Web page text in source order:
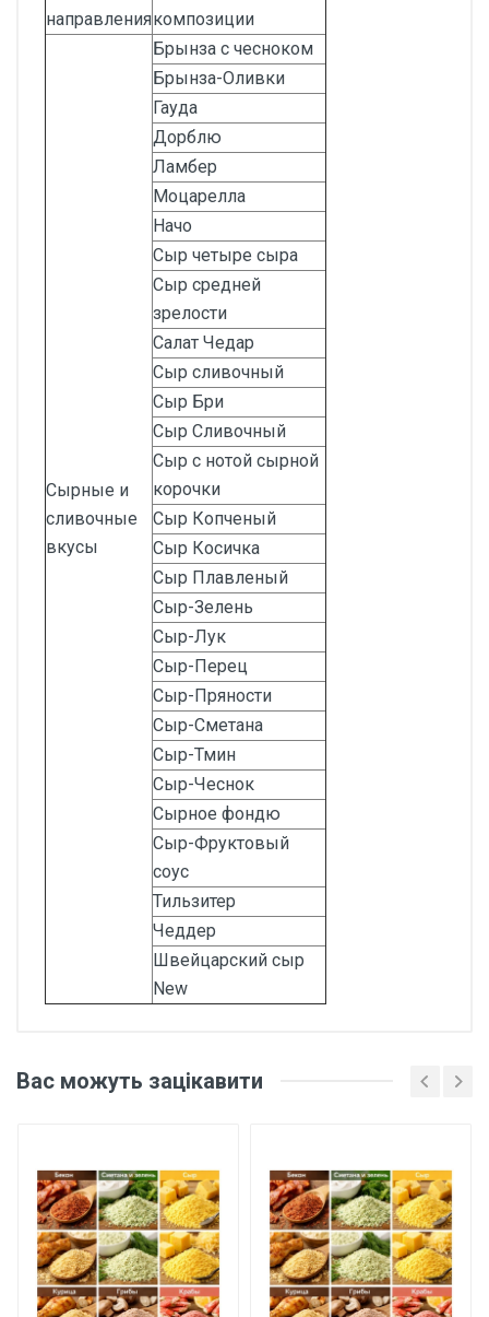
направлениякомпозиции
Сырные и
сливочные
вкусы
Брынза с чесноком
Брынза-Оливки
Гауда
Дорблю
Ламбер
Моцарелла
Начо
Сыр четыре сыра
Сыр средней
зрелости
Салат Чедар
Сыр сливочный
Сыр Бри
Сыр Сливочный
Сыр с нотой сырной
корочки
Сыр Копченый
Сыр Косичка
Сыр Плавленый
Сыр-Зелень
Сыр-Лук
Сыр-Перец
Сыр-Пряности
Сыр-Сметана
Сыр-Тмин
Сыр-Чеснок
Сырное фондю
Сыр-Фруктовый
соус
Тильзитер
Чеддер
Швейцарский сыр
New
Основні характеристики
Бренд
Арома
для снеків сирні смаки та
кг
Відгуки про товар поки що відсутні.
Вас можуть зацікавити